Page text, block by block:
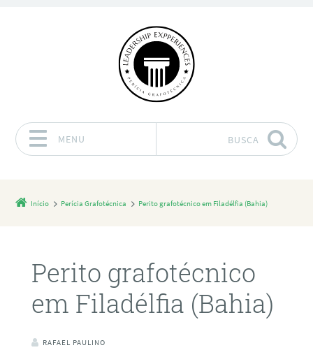
MENU BUSCA
Início Perícia Grafotécnica Perito grafotécnico em Filadélfia (Bahia)
Perito grafotécnico
em Filadélfia (Bahia)
RAFAEL PAULINO